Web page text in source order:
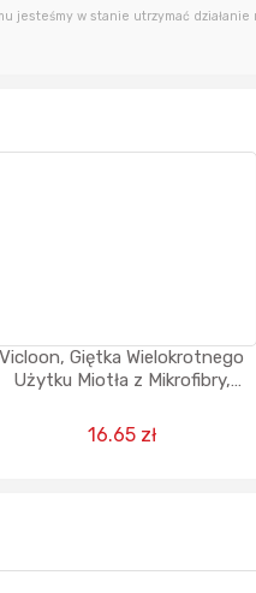
jesteśmy w stanie utrzymać działanie
Vicloon, Giętka Wielokrotnego
Użytku Miotła z Mikrofibry,
16.65 zł